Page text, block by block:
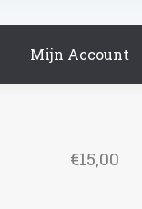
Mijn Account
€15,00